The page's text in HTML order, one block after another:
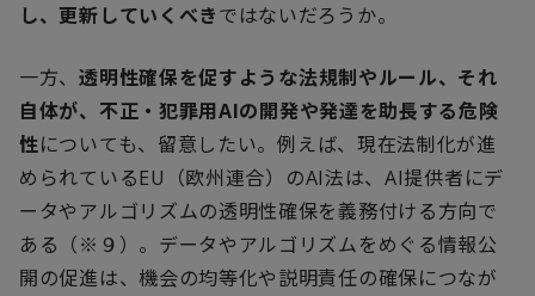
し、更新していくべきではないだろうか。
一方、透明性確保を促すような法規制やルール、それ
自体が、不正・犯罪用AIの開発や発達を助長する危険
性についても、留意したい。例えば、現在法制化が進
められているEU （欧州連合）のAI法は、AI提供者にデ
ータやアルゴリズムの透明性確保を義務付ける方向で
ある（※９）。データやアルゴリズムをめぐる情報公
開の促進は、機会の均等化や説明責任の確保につなが